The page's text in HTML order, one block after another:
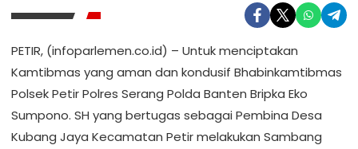
PETIR, (infoparlemen.co.id) – Untuk menciptakan
Kamtibmas yang aman dan kondusif Bhabinkamtibmas
Polsek Petir Polres Serang Polda Banten Bripka Eko
Sumpono. SH yang bertugas sebagai Pembina Desa
Kubang Jaya Kecamatan Petir melakukan Sambang